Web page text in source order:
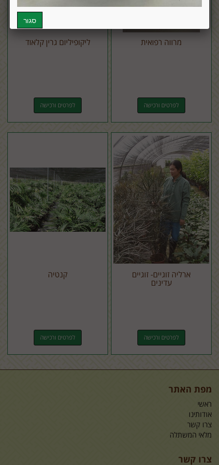
מרווה רפואית
לפרטים ורכישה
ליקופיליום גרין קלאוד
לפרטים ורכישה
ארליה זוגיים- זוגיים
עדינים
לפרטים ורכישה
קנטיה
לפרטים ורכישה
מפת האתר
ראשי
אודותינו
צרו קשר
מלאי המשתלה
צרו קשר